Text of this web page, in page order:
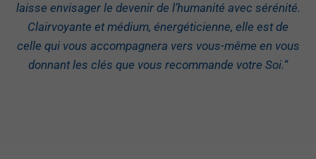
laisse envisager le devenir de l’humanité avec sérénité.
Clairvoyante et médium, énergéticienne, elle est de
celle qui vous accompagnera vers vous-même en vous
donnant les clés que vous recommande votre Soi.“